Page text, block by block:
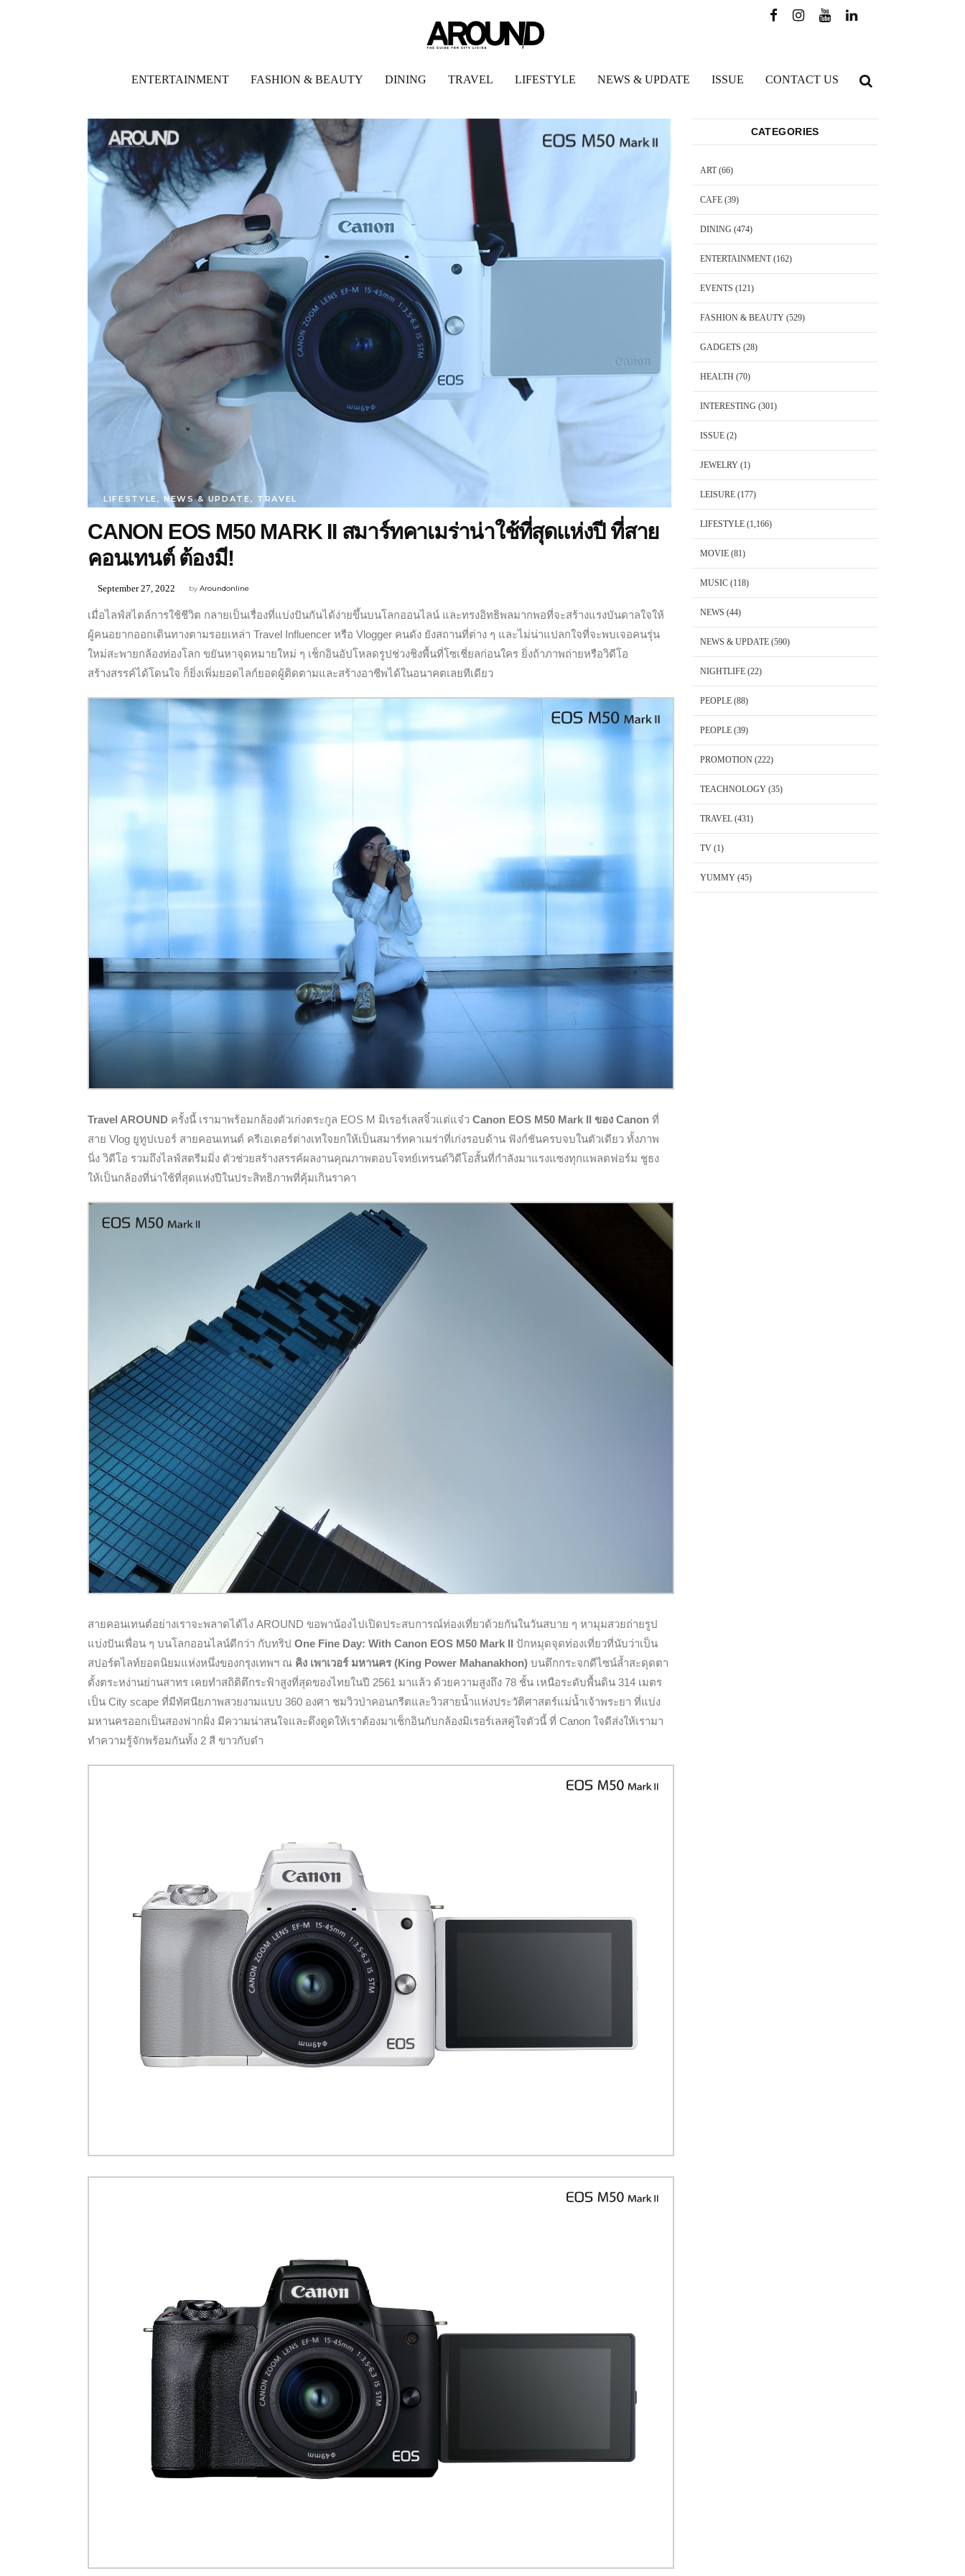
ENTERTAINMENT FASHION & BEAUTY DINING TRAVEL LIFESTYLE NEWS & UPDATE ISSUE CONTACT US
LIFESTYLE, NEWS & UPDATE, TRAVEL
CANON EOS M50 MARK II สมาร์ทคาเมร่าน่าใช้ที่สุดแห่งปี ที่สาย
คอนเทนต์ ต้องมี!
byAroundonline
September 27, 2022
เมื่อไลฟ์สไตล์การใช้ชีวิต กลายเป็นเรื่องที่แบ่งปันกันได้ง่ายขึ้นบนโลกออนไลน์ และทรงอิทธิพลมากพอที่จะสร้างแรงบันดาลใจให้
ผู้คนอยากออกเดินทางตามรอยเหล่า Travel Influencer หรือ Vlogger คนดัง ยังสถานที่ต่าง ๆ และไม่น่าแปลกใจที่จะพบเจอคนรุ่น
ใหม่สะพายกล้องท่องโลก ขยันหาจุดหมายใหม่ ๆ เช็กอินอัปโหลดรูปช่วงชิงพื้นที่โซเชี่ยลก่อนใคร ยิ่งถ้าภาพถ่ายหรือวิดีโอ
สร้างสรรค์ได้โดนใจ ก็ยิ่งเพิ่มยอดไลก์ยอดผู้ติดตามและสร้างอาชีพได้ในอนาคตเลยทีเดียว
Travel AROUND ครั้งนี้ เรามาพร้อมกล้องตัวเก่งตระกูล EOS M มิเรอร์เลสจิ๋วแต่แจ๋ว Canon EOS M50 Mark II ของ Canon ที่
สาย Vlog ยูทูปเบอร์ สายคอนเทนต์ ครีเอเตอร์ต่างเทใจยกให้เป็นสมาร์ทคาเมร่าที่เก่งรอบด้าน ฟังก์ชันครบจบในตัวเดียว ทั้งภาพ
นิ่ง วิดีโอ รวมถึงไลฟ์สตรีมมิ่ง ตัวช่วยสร้างสรรค์ผลงานคุณภาพตอบโจทย์เทรนด์วิดีโอสั้นที่กำลังมาแรงแซงทุกแพลตฟอร์ม ชูธง
ให้เป็นกล้องที่น่าใช้ที่สุดแห่งปีในประสิทธิภาพที่คุ้มเกินราคา
สายคอนเทนต์อย่างเราจะพลาดได้ไง AROUND ขอพาน้องไปเปิดประสบการณ์ท่องเที่ยวด้วยกันในวันสบาย ๆ หามุมสวยถ่ายรูป
แบ่งปันเพื่อน ๆ บนโลกออนไลน์ดีกว่า กับทริป One Fine Day: With Canon EOS M50 Mark II ปักหมุดจุดท่องเที่ยวที่นับว่าเป็น
สปอร์ตไลท์ยอดนิยมแห่งหนึ่งของกรุงเทพฯ ณ คิง เพาเวอร์ มหานคร (King Power Mahanakhon) บนตึกกระจกดีไซน์ล้ำสะดุดตา
ตั้งตระหง่านย่านสาทร เคยทำสถิติตึกระฟ้าสูงที่สุดของไทยในปี 2561 มาแล้ว ด้วยความสูงถึง 78 ชั้น เหนือระดับพื้นดิน 314 เมตร
เป็น City scape ที่มีทัศนียภาพสวยงามแบบ 360 องศา ชมวิวป่าคอนกรีตและวิวสายน้ำแห่งประวัติศาสตร์แม่น้ำเจ้าพระยา ที่แบ่ง
มหานครออกเป็นสองฟากฝั่ง มีความน่าสนใจและดึงดูดให้เราต้องมาเช็กอินกับกล้องมิเรอร์เลสคู่ใจตัวนี้ ที่ Canon ใจดีส่งให้เรามา
ทำความรู้จักพร้อมกันทั้ง 2 สี ขาวกับดำ
CATEGORIES
ART(66)
CAFE(39)
DINING (474)
ENTERTAINMENT(162)
EVENTS (121)
FASHION & BEAUTY(529)
GADGETS (28)
HEALTH (70)
INTERESTING (301)
ISSUE(2)
JEWELRY(1)
LEISURE(177)
LIFESTYLE(1,166)
MOVIE(81)
MUSIC(118)
NEWS (44)
NEWS & UPDATE(590)
NIGHTLIFE(22)
PEOPLE(88)
PEOPLE(39)
PROMOTION(222)
TEACHNOLOGY(35)
TRAVEL(431)
TV(1)
YUMMY(45)